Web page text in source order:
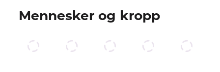
Mennesker og kropp